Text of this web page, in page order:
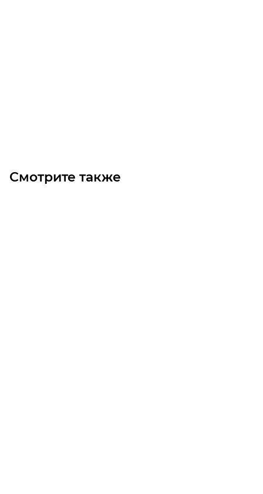
Смотрите также